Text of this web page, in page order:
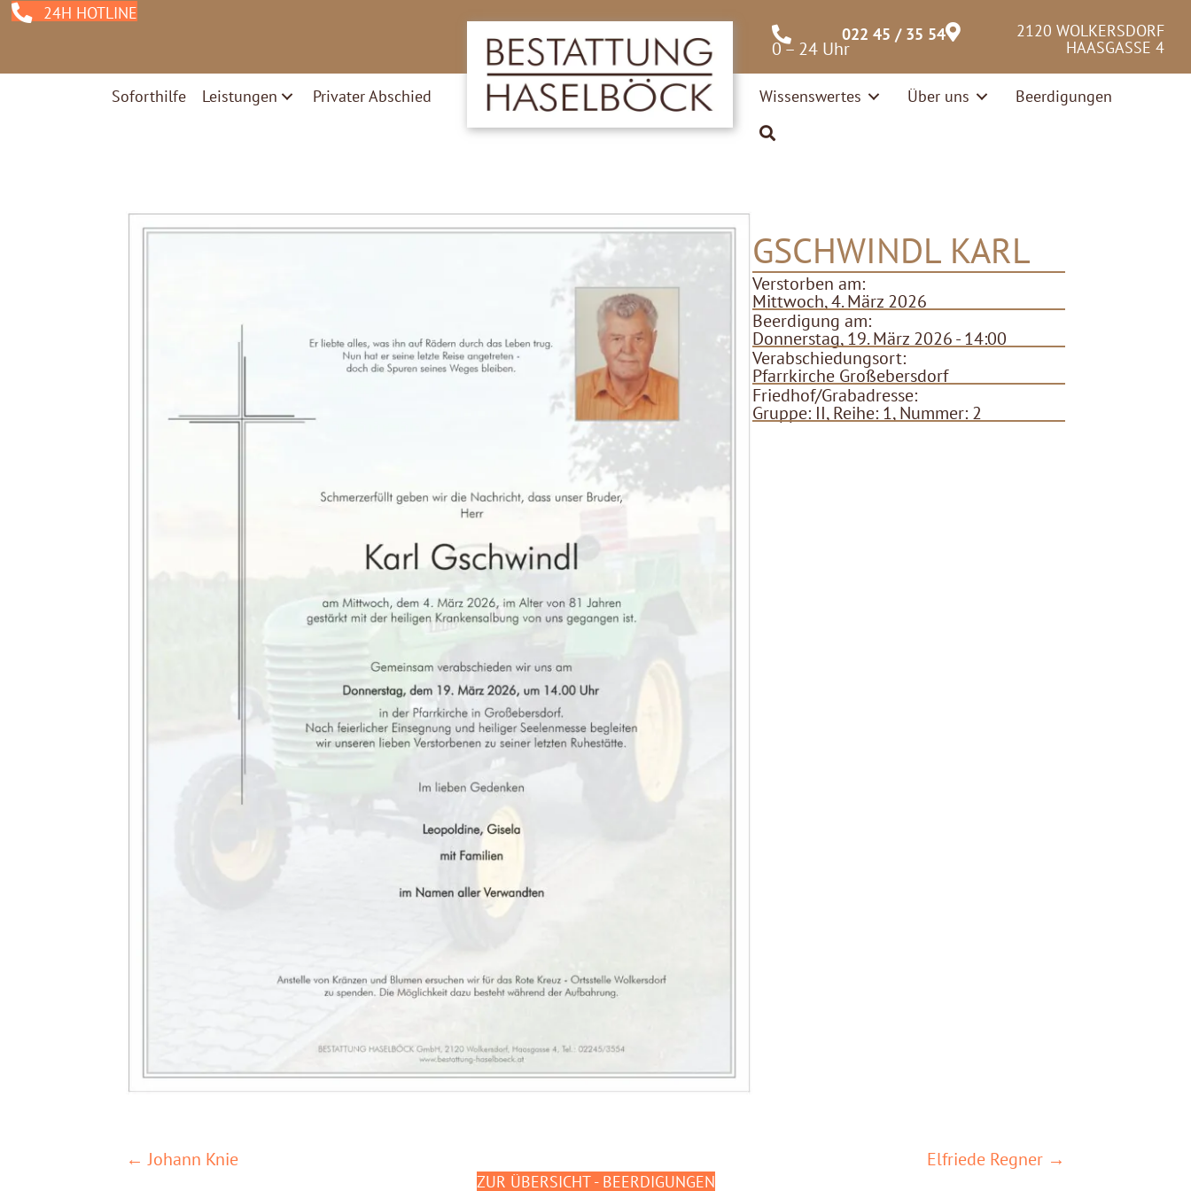
022 45 / 35 54
0 – 24 Uhr
2120 WOLKERSDORF
HAASGASSE 4
Soforthilfe Leistungen Privater Abschied Wissenswertes Über uns Beerdigungen
24H HOTLINE
GSCHWINDL KARL
Verstorben am:
Mittwoch, 4. März 2026
Beerdigung am:
Donnerstag, 19. März 2026 - 14:00
Verabschiedungsort:
Pfarrkirche Großebersdorf
Friedhof/Grabadresse:
Gruppe: II, Reihe: 1, Nummer: 2
POSTS
← Johann Knie Elfriede Regner →
ZUR ÜBERSICHT - BEERDIGUNGEN